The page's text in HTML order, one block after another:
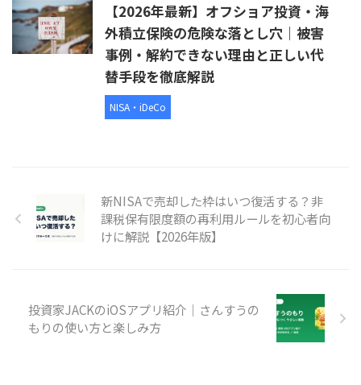
【2026年最新】オフショア投資・海
外積立保険の危険な落とし穴｜被害
事例・解約できない理由と正しい代
替手段を徹底解説
NISA・iDeCo
新NISAで売却した枠はいつ復活する？非
課税保有限度額の再利用ルールを初心者向
けに解説【2026年版】
投資家JACKのiOSアプリ紹介｜さんすうの
もりの使い方と楽しみ方